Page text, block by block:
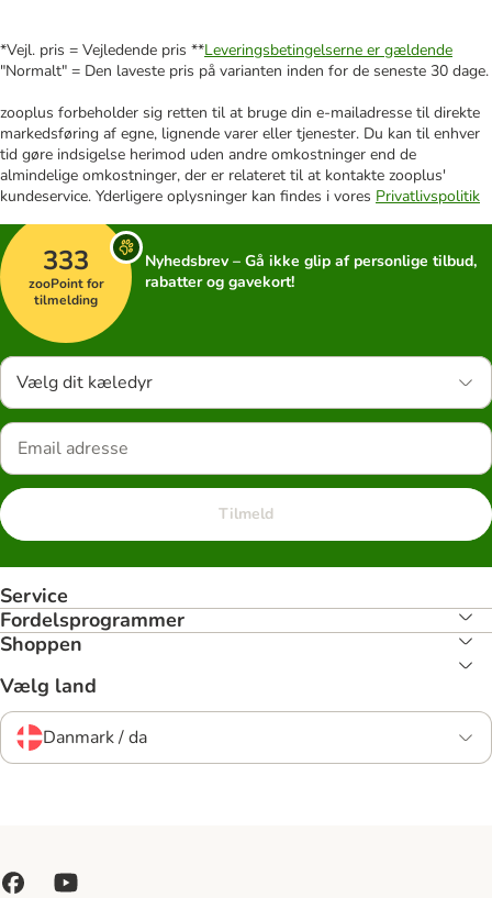
*Vejl. pris = Vejledende pris **Leveringsbetingelserne er gældende
"Normalt" = Den laveste pris på varianten inden for de seneste 30 dage.
zooplus forbeholder sig retten til at bruge din e-mailadresse til direkte
markedsføring af egne, lignende varer eller tjenester. Du kan til enhver
tid gøre indsigelse herimod uden andre omkostninger end de
almindelige omkostninger, der er relateret til at kontakte zooplus'
kundeservice. Yderligere oplysninger kan findes i vores Privatlivspolitik
333
zooPoint for
tilmelding
Nyhedsbrev – Gå ikke glip af personlige tilbud,
rabatter og gavekort!
Vælg dit kæledyr
Tilmeld
Service
Fordelsprogrammer
Shoppen
Vælg land
Danmark / da